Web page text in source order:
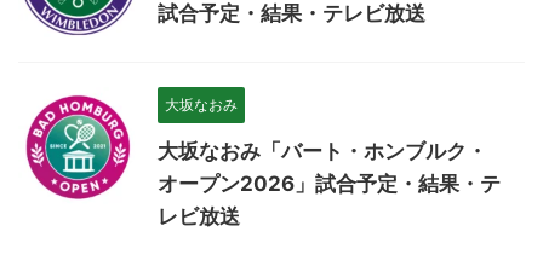
試合予定・結果・テレビ放送
大坂なおみ
大坂なおみ「バート・ホンブルク・
オープン2026」試合予定・結果・テ
レビ放送